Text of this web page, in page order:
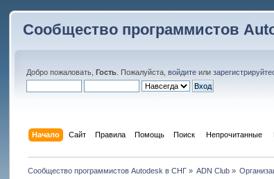
Сообщество программистов
Добро пожаловать,Гость . Пожалуйста,войдите или
Начало Сайт Правила Помощь Поиск Непрочитанные
Сообщество программистов Autodesk в СНГ» ADN Club »